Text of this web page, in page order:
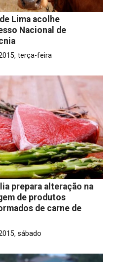
Lima acolhe
Nacional de
terça-feira
prepara alteração na
de produtos
de carne de
sábado